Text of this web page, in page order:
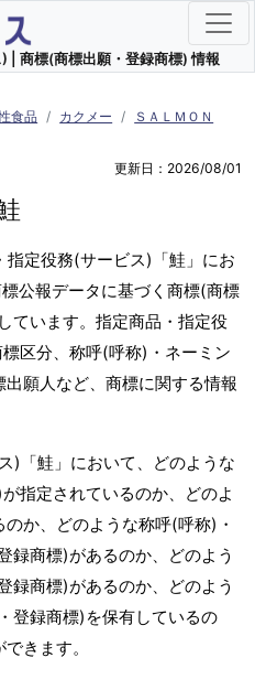
| 商標(商標出願・登録商標) 情報
食品 カクメー
ＳＡＬＭＯＮ
更新日：2026/08/01
指定役務(サービス)「鮭」にお
公報データに基づく商標(商標
ています。指定商品・指定役
区分、称呼(呼称)・ネーミン
願人など、商標に関する情報
)「鮭」において、どのような
指定されているのか、どのよ
か、どのような称呼(呼称)・
録商標)があるのか、どのよう
録商標)があるのか、どのよう
登録商標)を保有しているの
きます。